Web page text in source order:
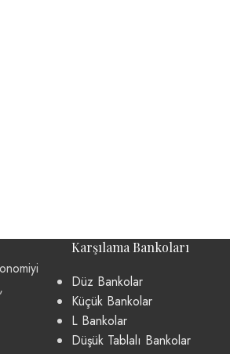
Karşılama Bankoları
Düz Bankolar
Küçük Bankolar
L Bankolar
Düşük Tablalı Bankolar